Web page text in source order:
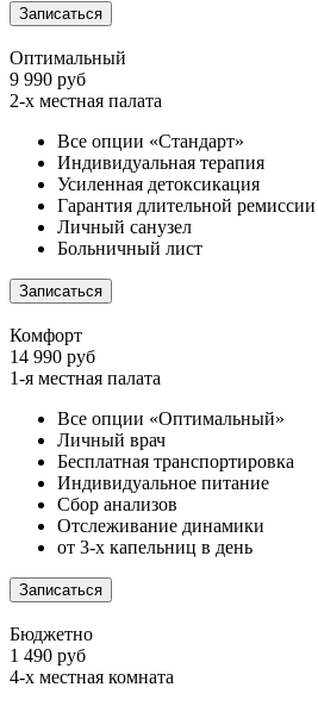
Записаться
Оптимальный
9 990 руб
2-х местная палата
Все опции «Стандарт»
Индивидуальная терапия
Усиленная детоксикация
Гарантия длительной ремиссии
Личный санузел
Больничный лист
Записаться
Комфорт
14 990 руб
1-я местная палата
Все опции «Оптимальный»
Личный врач
Бесплатная транспортировка
Индивидуальное питание
Сбор анализов
Отслеживание динамики
от 3-х капельниц в день
Записаться
Бюджетно
1 490 руб
4-х местная комната